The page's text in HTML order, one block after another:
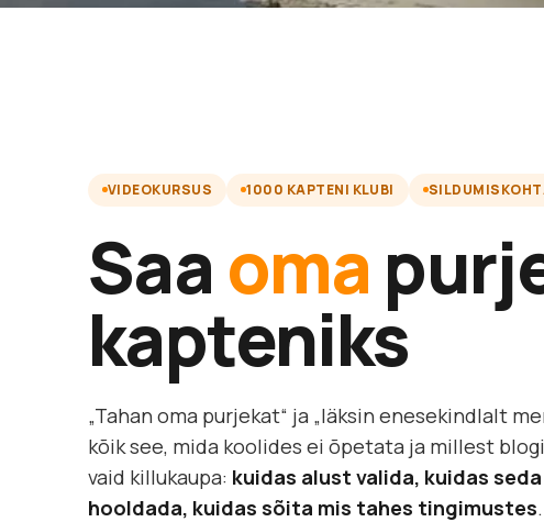
VIDEOKURSUS 1000 KAPTENI KLUBI
Saaoma
kapteniks
„Tahan oma purjekat“ ja „läksin enesekindlalt
kõik see, mida koolides ei õpetata ja millest
vaid killukaupa: kuidas alust valida, kuidas
hooldada, kuidas sõita mis tahes tingimustes.